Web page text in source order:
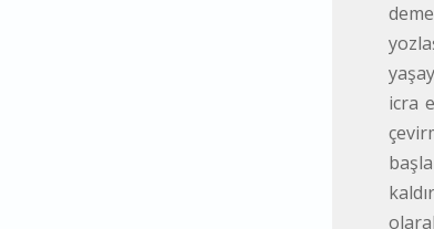
icra